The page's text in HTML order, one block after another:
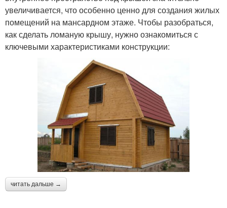
увеличивается, что особенно ценно для создания жилых
помещений на мансардном этаже. Чтобы разобраться,
как сделать ломаную крышу, нужно ознакомиться с
ключевыми характеристиками конструкции:
читать дальше →